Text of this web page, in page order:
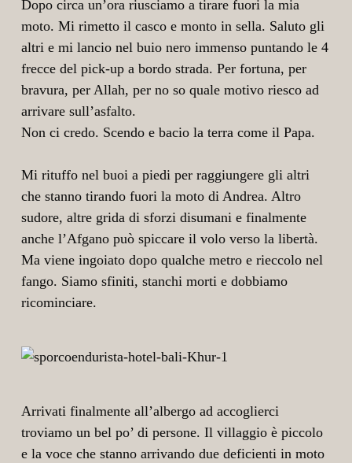
Dopo circa un’ora riusciamo a tirare fuori la mia
moto. Mi rimetto il casco e monto in sella. Saluto gli
altri e mi lancio nel buio nero immenso puntando le 4
frecce del pick-up a bordo strada. Per fortuna, per
bravura, per Allah, per no so quale motivo riesco ad
arrivare sull’asfalto.
Non ci credo. Scendo e bacio la terra come il Papa.
Mi rituffo nel buoi a piedi per raggiungere gli altri
che stanno tirando fuori la moto di Andrea. Altro
sudore, altre grida di sforzi disumani e finalmente
anche l’Afgano può spiccare il volo verso la libertà.
Ma viene ingoiato dopo qualche metro e rieccolo nel
fango. Siamo sfiniti, stanchi morti e dobbiamo
ricominciare.
Arrivati finalmente all’albergo ad accoglierci
troviamo un bel po’ di persone. Il villaggio è piccolo
e la voce che stanno arrivando due deficienti in moto